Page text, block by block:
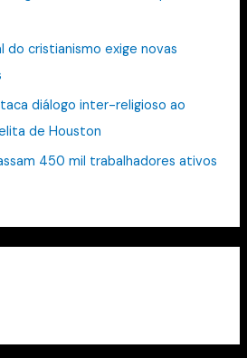
do cristianismo exige novas
diálogo inter-religioso ao
de Houston
450 mil trabalhadores ativos